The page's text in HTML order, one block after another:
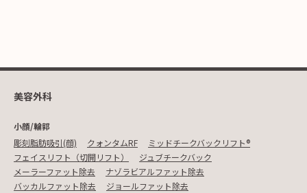
美容外科
小顔/輪郭
彫刻脂肪吸引(顔)
クォンタムRF
ミッドチークバックリフト®︎
フェイスリフト（切開リフト）
ジュブチークバック
メーラーファット除去
ナゾラビアルファット除去
バッカルファット除去
ジョールファット除去